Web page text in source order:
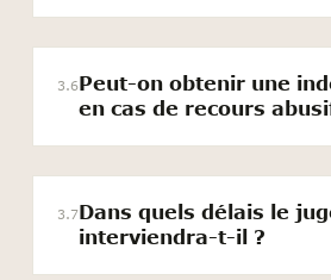
3.6Peut-on obtenir une
en cas de recours
3.7Dans quels délais le
interviendra-t-il ?